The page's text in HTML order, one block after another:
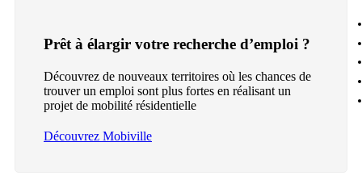
Prêt à élargir votre recherche d’emploi ?
Découvrez de nouveaux territoires où les chances de
trouver un emploi sont plus fortes en réalisant un
projet de mobilité résidentielle
Découvrez Mobiville